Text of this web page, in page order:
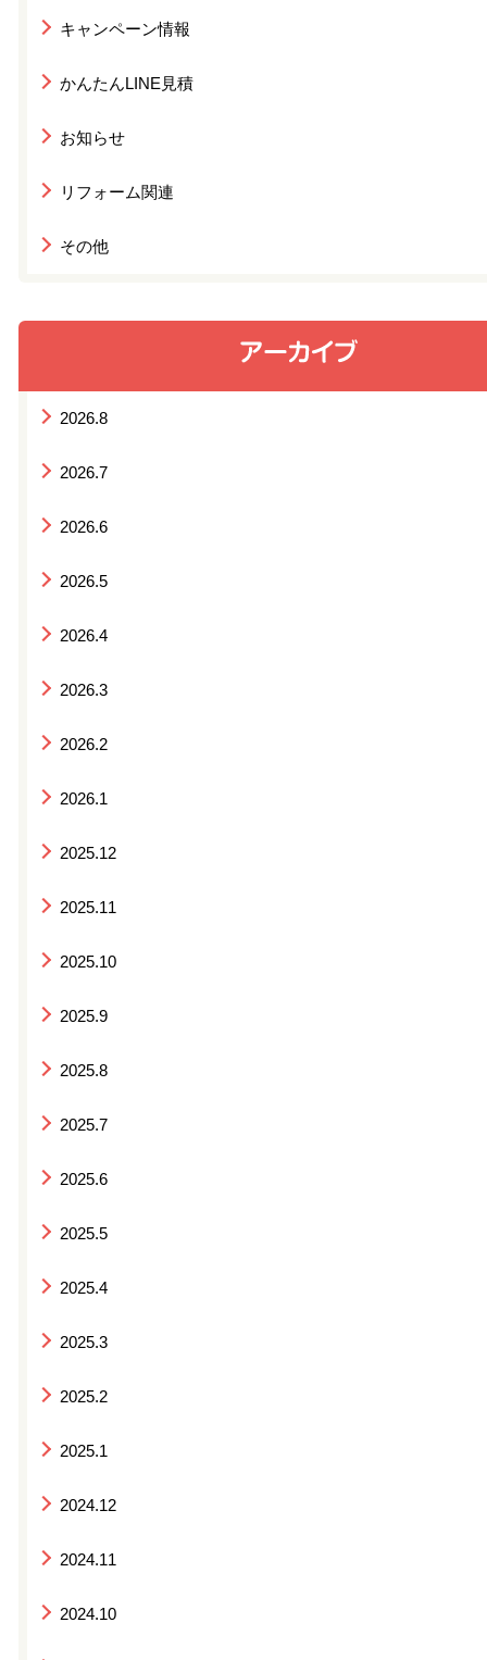
キャンペーン情報
かんたんLINE見積
お知らせ
リフォーム関連
その他
2026.8
2026.7
2026.6
2026.5
2026.4
2026.3
2026.2
2026.1
2025.12
2025.11
2025.10
2025.9
2025.8
2025.7
2025.6
2025.5
2025.4
2025.3
2025.2
2025.1
2024.12
2024.11
2024.10